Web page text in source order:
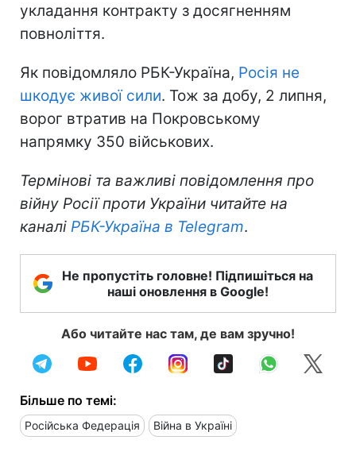
укладання контракту з досягненням
повноліття.
Як повідомляло РБК-Україна, Росія не
шкодує живої сили. Тож за добу, 2 липня,
ворог втратив на Покровському
напрямку 350 військових.
Термінові та важливі повідомлення про
війну Росії проти України читайте на
каналі РБК-Україна в Telegram.
Не пропустіть головне! Підпишіться на
наші оновлення в Google!
Або читайте нас там, де вам зручно!
Більше по темі:
Російська Федерація Війна в Україні